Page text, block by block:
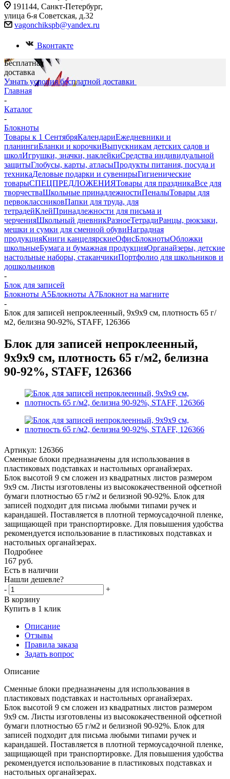
191144, Санкт-Петербург,
улица 6-я Советская, д.32
vagonchikspb@yandex.ru
Вконтакте
Бесплатная
доставка
Узнать условия бесплатной доставки
Главная
-
Каталог
-
Блокноты
Товары к 1 СентябряКалендариЕжедневники и
планингиБланки и корочкиВыпускникам детских садов и
школИгрушки, значки, наклейкиСредства индивидуальной
защитыГлобусы, карты, атласыПродукты питания, посуда и
техникаДеловые подарки и сувенирыГигиенические
товарыСПЕЦПРЕДЛОЖЕНИЯТовары для праздникаВсе для
творчестваШкольные принадлежностиПеналыТовары для
первоклассниковПапки для труда, для
тетрадейКлейПринадлежности для письма и
черченияШкольный дневникРазноеТетрадиРанцы, рюкзаки,
мешки и сумки для сменной обувиНаградная
продукцияКниги канцелярскиеОфисБлокнотыОбложки
школьныеБумага и бумажная продукцияОрганайзеры, детские
настольные наборы, стаканчикиПортфолио для школьников и
дошкольников
-
Блок для записей
Блокноты А5Блокноты А7Блокнот на магните
-
Блок для записей непроклеенный, 9х9х9 см, плотность 65 г/
м2, белизна 90-92%, STAFF, 126366
Блок для записей непроклеенный,
9х9х9 см, плотность 65 г/м2, белизна
90-92%, STAFF, 126366
Артикул: 126366
Сменные блоки предназначены для использования в
пластиковых подставках и настольных органайзерах.
Блок высотой 9 см сложен из квадратных листов размером
9х9 см. Листы изготовлены из высококачественной офсетной
бумаги плотностью 65 г/м2 и белизной 90-92%. Блок для
записей подходит для письма любыми типами ручек и
карандашей. Поставляется в плотной термоусадочной пленке,
защищающей при транспортировке. Для повышения удобства
рекомендуется использование в пластиковых подставках и
настольных органайзерах.
Подробнее
167 руб.
Есть в наличии
Нашли дешевле?
-
+
В корзину
Купить в 1 клик
Описание
Отзывы
Правила заказа
Задать вопрос
Описание
Сменные блоки предназначены для использования в
пластиковых подставках и настольных органайзерах.
Блок высотой 9 см сложен из квадратных листов размером
9х9 см. Листы изготовлены из высококачественной офсетной
бумаги плотностью 65 г/м2 и белизной 90-92%. Блок для
записей подходит для письма любыми типами ручек и
карандашей. Поставляется в плотной термоусадочной пленке,
защищающей при транспортировке. Для повышения удобства
рекомендуется использование в пластиковых подставках и
настольных органайзерах.